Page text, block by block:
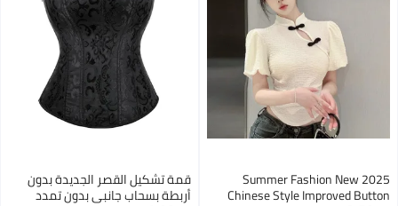
2025 Summer Fashion New
Chinese Style Improved Button
قمة تشكيل القصر الجديدة بدون
أربطة بسحاب جانبي بدون تمدد